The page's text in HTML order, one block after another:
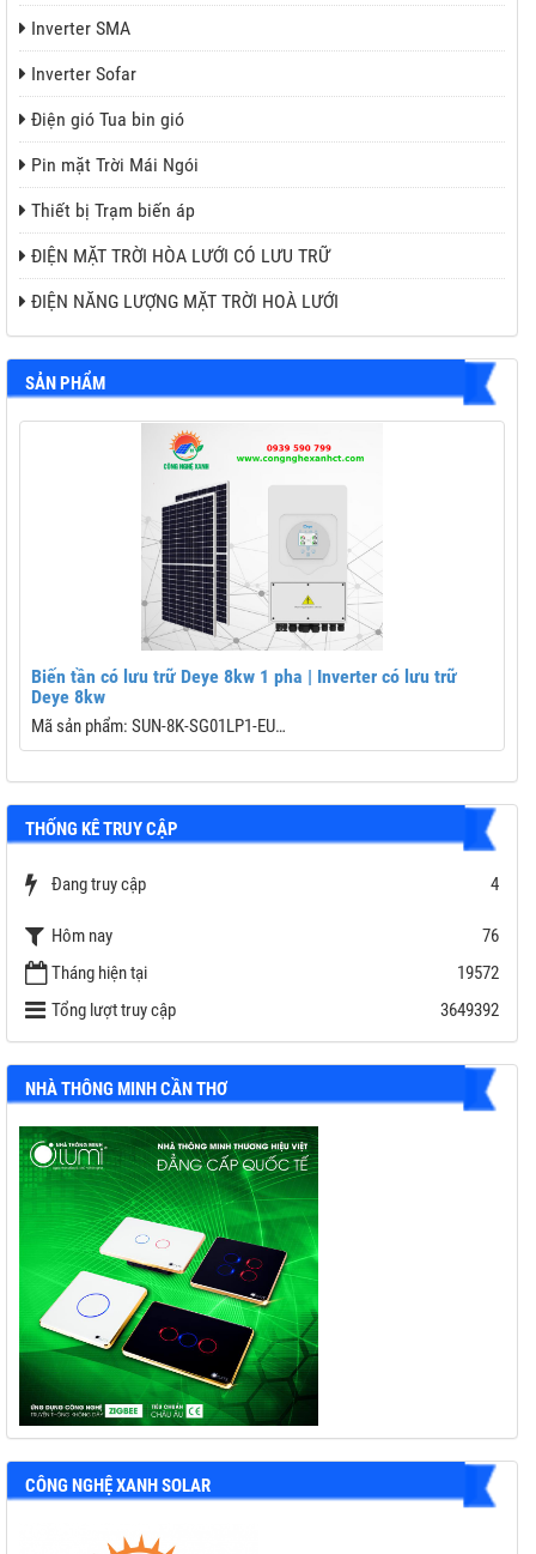
Inverter SMA
Inverter Sofar
Điện gió Tua bin gió
Pin mặt Trời Mái Ngói
Thiết bị Trạm biến áp
ĐIỆN MẶT TRỜI HÒA LƯỚI CÓ LƯU TRỮ
ĐIỆN NĂNG LƯỢNG MẶT TRỜI HOÀ LƯỚI
SẢN PHẨM
Biến tần có lưu trữ Deye 8kw 1 pha | Inverter có lưu trữ
Deye 8kw
Mã sản phẩm: SUN-8K-SG01LP1-EU
Dải công suất: 8kW
Công nghệ: 3 pha
Chế độ: độc lập; bám tải; hòa lưới và lưu trữ
Bảo hành: 5 năm
Thương hiệu: DEYE
THỐNG KÊ TRUY CẬP
Đang truy cập 4
Hôm nay
76
Tháng hiện tại
19572
Tổng lượt truy cập
3649392
NHÀ THÔNG MINH CẦN THƠ
CÔNG NGHỆ XANH SOLAR